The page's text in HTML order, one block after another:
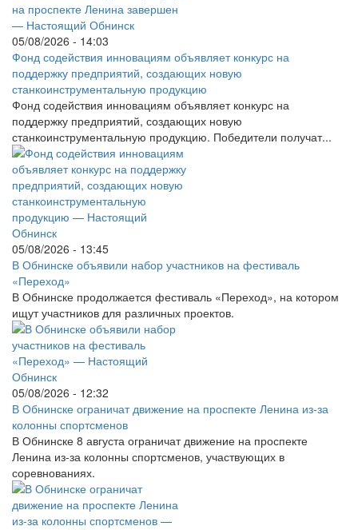
05/08/2026 - 14:03
Фонд содействия инновациям объявляет конкурс на
поддержку предприятий, создающих новую
станкоинструментальную продукцию
Фонд содействия инновациям объявляет конкурс на
поддержку предприятий, создающих новую
станкоинструментальную продукцию. Победители получат...
05/08/2026 - 13:45
В Обнинске объявили набор участников на фестиваль
«Переход»
В Обнинске продолжается фестиваль «Переход», на котором
ищут участников для различных проектов.
05/08/2026 - 12:32
В Обнинске ограничат движение на проспекте Ленина из-за
колонны спортсменов
В Обнинске 8 августа ограничат движение на проспекте
Ленина из-за колонны спортсменов, участвующих в
соревнованиях.